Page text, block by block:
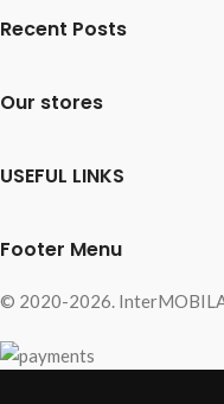
Recent Posts
Our stores
USEFUL LINKS
Footer Menu
© 2020-2026.